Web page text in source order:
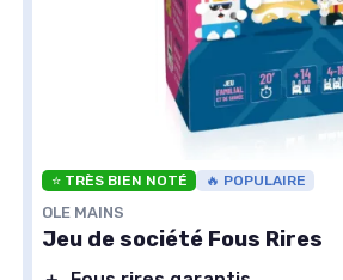
⭐ TRÈS BIEN NOTÉ 🔥 POPULAIRE
OLE MAINS
Jeu de société Fous Rires